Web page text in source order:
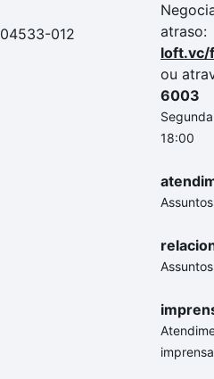
012
atraso:
loft.vc/
ou
6003
18:00
imprensa